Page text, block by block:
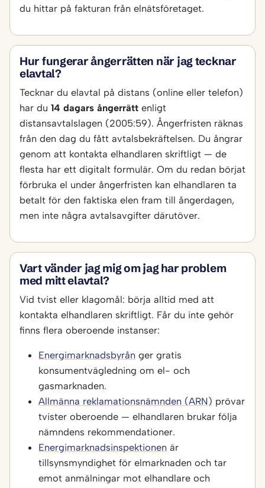
du hittar på fakturan från elnätsföretaget.
Hur fungerar ångerrätten när jag tecknar
elavtal?
Tecknar du elavtal på distans (online eller telefon)
har du 14 dagars ångerrätt enligt
distansavtalslagen (2005:59). Ångerfristen räknas
från den dag du fått avtalsbekräftelsen. Du ångrar
genom att kontakta elhandlaren skriftligt — de
flesta har ett digitalt formulär. Om du redan börjat
förbruka el under ångerfristen kan elhandlaren ta
betalt för den faktiska elen fram till ångerdagen,
men inte några avtalsavgifter därutöver.
Vart vänder jag mig om jag har problem
med mitt elavtal?
Vid tvist eller klagomål: börja alltid med att
kontakta elhandlaren skriftligt. Får du inte gehör
finns flera oberoende instanser:
Energimarknadsbyrån ger gratis
konsumentvägledning om el- och
gasmarknaden.
Allmänna reklamationsnämnden (ARN) prövar
tvister oberoende — elhandlaren brukar följa
nämndens rekommendationer.
Energimarknadsinspektionen är
tillsynsmyndighet för elmarknaden och tar
emot anmälningar mot elhandlare och